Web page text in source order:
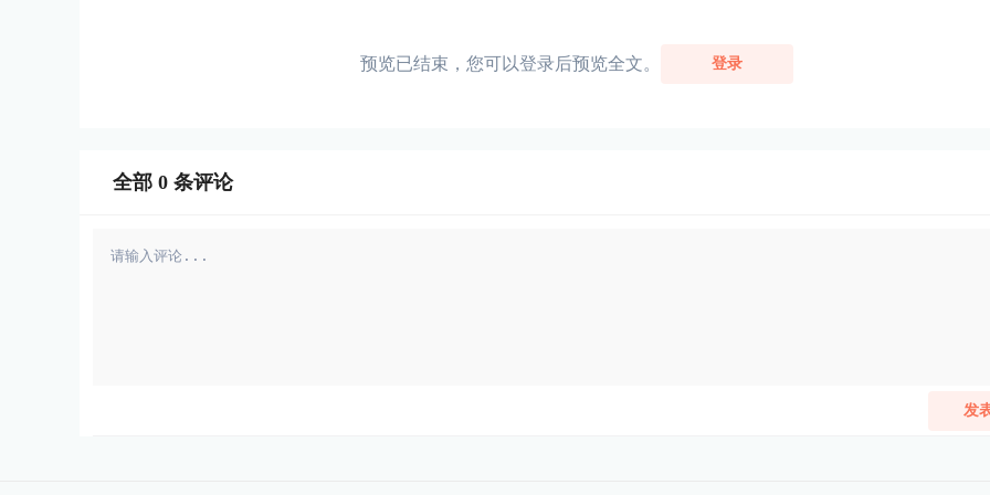
预览已结束，您可以登录后预览全文。 登录
全部 0 条评论
发